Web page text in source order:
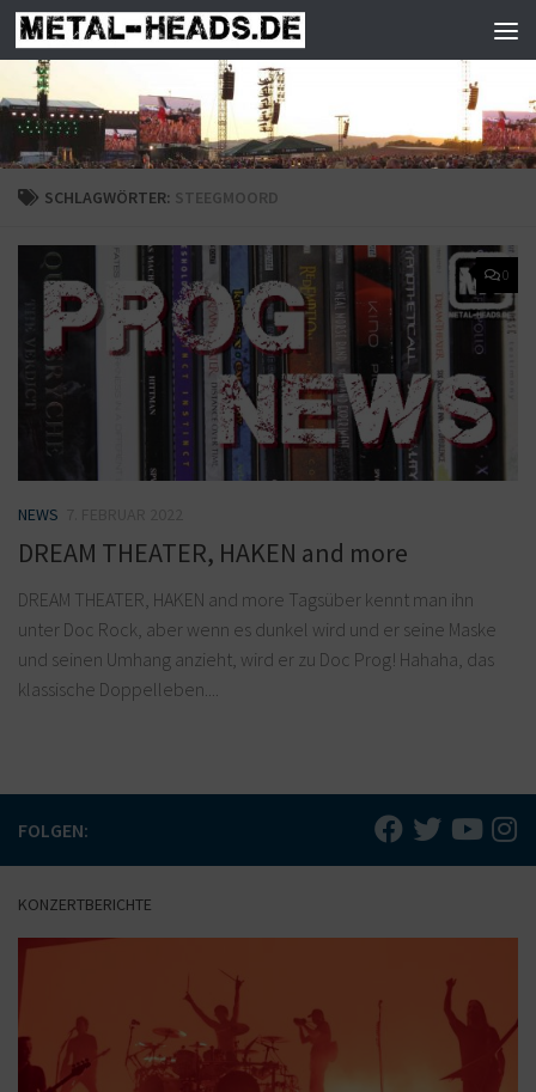
Zum Inhalt springen
SCHLAGWÖRTER: STEEGMOORD
0
NEWS
DREAM THEATER, HAKEN and more
DREAM THEATER, HAKEN and more Tagsüber kennt man ihn
unter Doc Rock, aber wenn es dunkel wird und er seine Maske
und seinen Umhang anzieht, wird er zu Doc Prog! Hahaha, das
klassische Doppelleben....
FOLGEN:
KONZERTBERICHTE